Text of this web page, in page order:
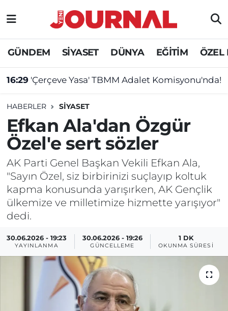
GÜNDEM SİYASET DÜNYA EĞİTİM ÖZEL
16:29 'Çerçeve Yasa' TBMM Adalet Komisyonu'nda!
HABERLER SİYASET
Efkan Ala'dan Özgür
Özel'e sert sözler
AK Parti Genel Başkan Vekili Efkan Ala,
"Sayın Özel, siz birbirinizi suçlayıp koltuk
kapma konusunda yarışırken, AK Gençlik
ülkemize ve milletimize hizmette yarışıyor"
dedi.
30.06.2026 - 19:23
YAYINLANMA
30.06.2026 - 19:26
GÜNCELLEME
1 DK
OKUNMA SÜRESI
GÜNDEM
SİYASET
DÜNYA
EĞİTİM
ÖZEL HABER
Nöbetçi Eczaneler
Hava Durumu
Süper Lig Puan Durumu ve Fikstür
Tüm Manşetler
Son Dakika Haberleri
Haber Arşivi